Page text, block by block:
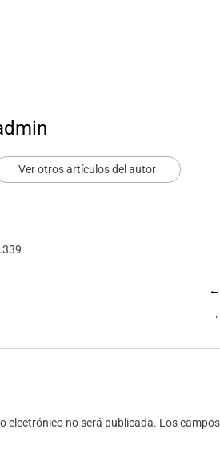
Ver otros artículos del autor
←
→
electrónico no será publicada. Los